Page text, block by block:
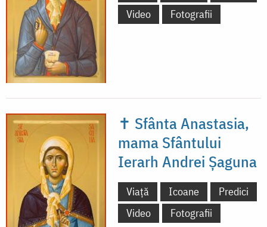
Video
Fotografii
✝ Sfânta Anastasia,
mama Sfântului
Ierarh Andrei Șaguna
Viață Icoane
Predici
Video
Fotografii